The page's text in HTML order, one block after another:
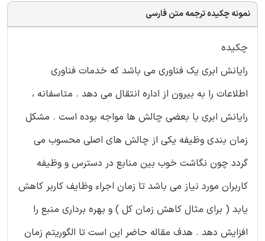
نمونه چکیده ترجمه متن فارسی
چکیده
رایانش ابری یک فناوری می باشد که خدمات فناوری
اطلاعات را به بیرون از اداره انتقال می دهد . متاسفانه ،
رایانش ابری با بعضی چالش ها مواجه بوده است . مشکل
زمان بندی وظیفه یکی از چالش های اصلی محسوب می
گردد چون نگاشت خوب بین منابع در دسترس و وظیفه
کاربران مورد نیاز می باشد تا زمان اجراء وظایف کاربر کاهش
یابد ( برای مثال کاهش زمان کل ) و بهره برداری منبع را
افزایش دهد . هدف مقاله حاضر این است تا الگوریتم زمان